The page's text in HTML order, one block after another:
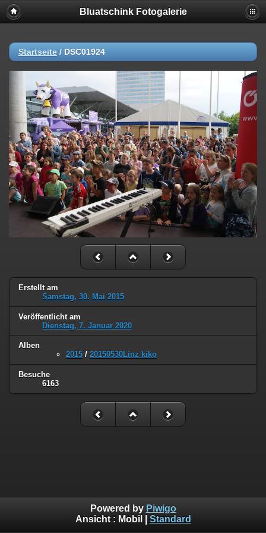
Bluatschink Fotogalerie
Startseite / DSC01924
Erstellt am
Samstag, 30. Mai 2015
Veröffentlicht am
Dienstag, 7. Januar 2020
Alben
2015 / 20150530Linz kiko
Besuche
6163
Powered by Piwigo
Ansicht : Mobil Standard